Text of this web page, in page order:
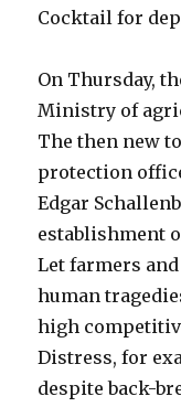
Cocktail for
On Thursday,
Ministry of
The then new
protection
Edgar
establishment
Let farmers
human
high
Distress, for
despite back-